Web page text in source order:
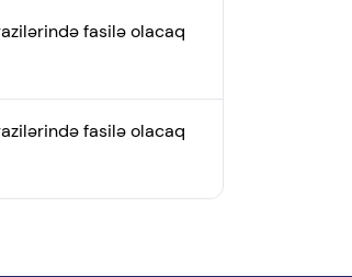
fasilə olacaq
fasilə olacaq